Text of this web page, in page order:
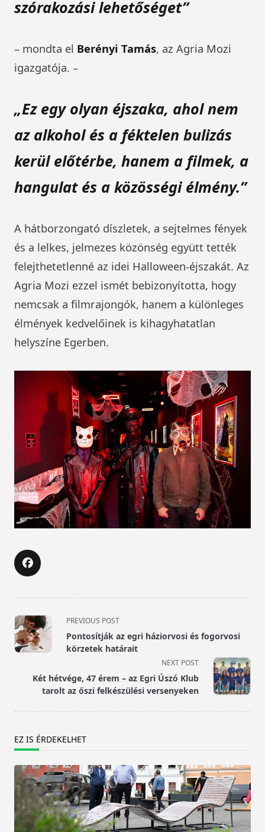
szórakozási lehetőséget”
– mondta el Berényi Tamás, az Agria Mozi
igazgatója. –
„Ez egy olyan éjszaka, ahol nem
az alkohol és a féktelen bulizás
kerül előtérbe, hanem a filmek, a
hangulat és a közösségi élmény.”
A hátborzongató díszletek, a sejtelmes fények
és a lelkes, jelmezes közönség együtt tették
felejthetetlenné az idei Halloween-éjszakát. Az
Agria Mozi ezzel ismét bebizonyította, hogy
nemcsak a filmrajongók, hanem a különleges
élmények kedvelőinek is kihagyhatatlan
helyszíne Egerben.
<span
class="nav-
subtitle
reader-
text">Page</span>
PREVIOUS POST
Pontosítják az egri háziorvosi és fogorvosi
körzetek határait
NEXT POST
Két hétvége, 47 érem – az Egri Úszó Klub
tarolt az őszi felkészülési versenyeken
EZ IS ÉRDEKELHET